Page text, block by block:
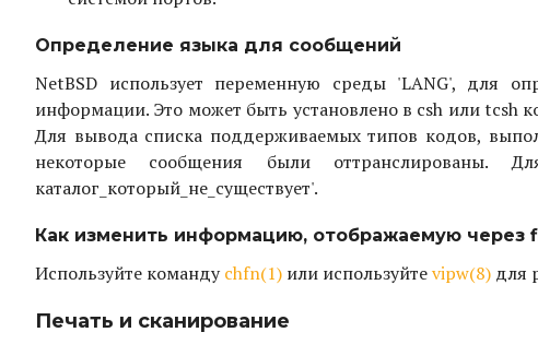
Определение языка для сообщений
NetBSD использует переменную среды 'LANG', для
информации. Это может быть установлено в csh или tcsh
Для вывода списка поддерживаемых типов кодов,
некоторые сообщения были
каталог_который_не_существует'.
Как изменить информацию, отображаемую через
Используйте командуchfn(1) или используйтеvipw(8) для
Печать и сканирование